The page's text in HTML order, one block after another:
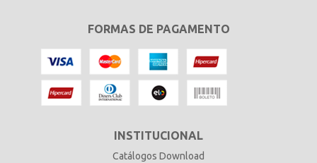
FORMAS DE PAGAMENTO
INSTITUCIONAL
Catálogos Download